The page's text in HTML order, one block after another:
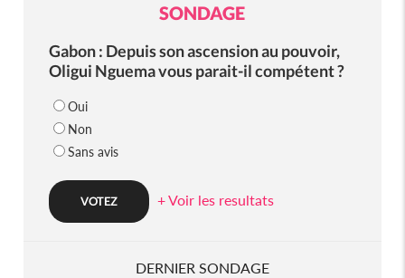
SONDAGE
Gabon : Depuis son ascension au pouvoir,
Oligui Nguema vous parait-il compétent ?
Oui
Non
Sans avis
+ Voir les resultats
DERNIER SONDAGE